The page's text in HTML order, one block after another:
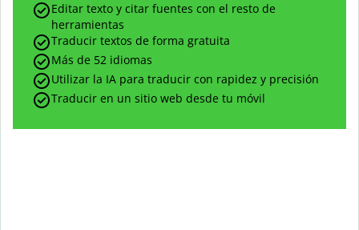
Editar texto y citar fuentes con el resto de
herramientas
Traducir textos de forma gratuita
Más de 52 idiomas
Utilizar la IA para traducir con rapidez y precisión
Traducir en un sitio web desde tu móvil